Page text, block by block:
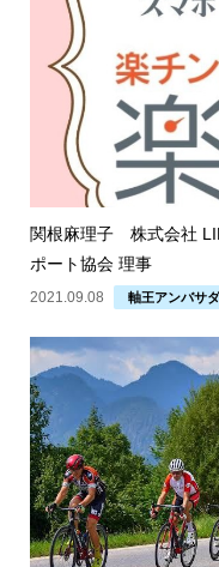
関根麻理子 株式会社
ポート協会 理事
2021.09.08 軸王アンバサ